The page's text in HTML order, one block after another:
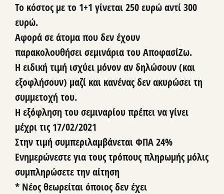
Το κόστος με το 1+1 γίνεται 250 ευρώ αντί 300
ευρώ.
Αφορά σε άτομα που δεν έχουν
παρακολουθήσει σεμινάρια του ΑποφασίΖω.
Η ειδική τιμή ισχύει μόνον αν δηλώσουν (και
εξοφλήσουν) μαζί και κανένας δεν ακυρώσει τη
συμμετοχή του.
H εξόφληση του σεμιναρίουπρέπει να γίνει
μέχρι τις 17/02/2021
Στην τιμή συμπεριλαμβάνεται ΦΠΑ 24%
Ενημερώνεστε για τους τρόπους πληρωμής μόλις
συμπληρώσετε την αίτηση
* Νέος θεωρείται όποιος δεν έχει